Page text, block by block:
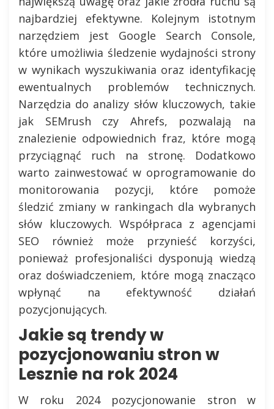
najbardziej efektywne. Kolejnym istotnym
narzędziem jest Google Search Console,
które umożliwia śledzenie wydajności strony
w wynikach wyszukiwania oraz identyfikację
ewentualnych problemów technicznych.
Narzędzia do analizy słów kluczowych, takie
jak SEMrush czy Ahrefs, pozwalają na
znalezienie odpowiednich fraz, które mogą
przyciągnąć ruch na stronę. Dodatkowo
warto zainwestować w oprogramowanie do
monitorowania pozycji, które pomoże
śledzić zmiany w rankingach dla wybranych
słów kluczowych. Współpraca z agencjami
SEO również może przynieść korzyści,
ponieważ profesjonaliści dysponują wiedzą
oraz doświadczeniem, które mogą znacząco
wpłynąć na efektywność działań
pozycjonujących.
Jakie są trendy w
pozycjonowaniu stron w
Lesznie na rok 2024
W roku 2024 pozycjonowanie stron w